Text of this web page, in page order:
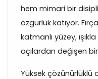
hem mimari bir
özgürlük katıyor.
katmanlı yüzey,
açılardan değişen
Yüksek çözünürlüklü